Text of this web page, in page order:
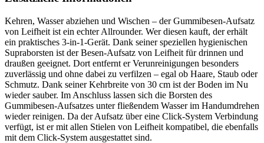
Kehren, Wasser abziehen und Wischen – der Gummibesen-Aufsatz
von Leifheit ist ein echter Allrounder. Wer diesen kauft, der erhält
ein praktisches 3-in-1-Gerät. Dank seiner speziellen hygienischen
Supraborsten ist der Besen-Aufsatz von Leifheit für drinnen und
draußen geeignet. Dort entfernt er Verunreinigungen besonders
zuverlässig und ohne dabei zu verfilzen – egal ob Haare, Staub oder
Schmutz. Dank seiner Kehrbreite von 30 cm ist der Boden im Nu
wieder sauber. Im Anschluss lassen sich die Borsten des
Gummibesen-Aufsatzes unter fließendem Wasser im Handumdrehen
wieder reinigen. Da der Aufsatz über eine Click-System Verbindung
verfügt, ist er mit allen Stielen von Leifheit kompatibel, die ebenfalls
mit dem Click-System ausgestattet sind.